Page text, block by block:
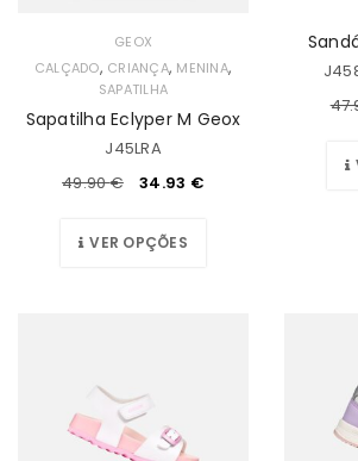
GEOX
CALÇADO, CRIANÇA, MENINA,
SAPATILHA
Sapatilha Eclyper M Geox
J45LRA
49.90€ 34.93 €
VER OPÇÕES